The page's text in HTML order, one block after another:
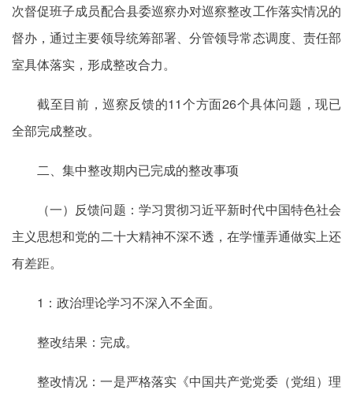
次督促班子成员配合县委巡察办对巡察整改工作落实情况的
督办，通过主要领导统筹部署、分管领导常态调度、责任部
室具体落实，形成整改合力。
截至目前，巡察反馈的11个方面26个具体问题，现已
全部完成整改。
二、集中整改期内已完成的整改事项
（一）反馈问题：学习贯彻习近平新时代中国特色社会
主义思想和党的二十大精神不深不透，在学懂弄通做实上还
有差距。
1：政治理论学习不深入不全面。
整改结果：完成。
整改情况：一是严格落实《中国共产党党委（党组）理